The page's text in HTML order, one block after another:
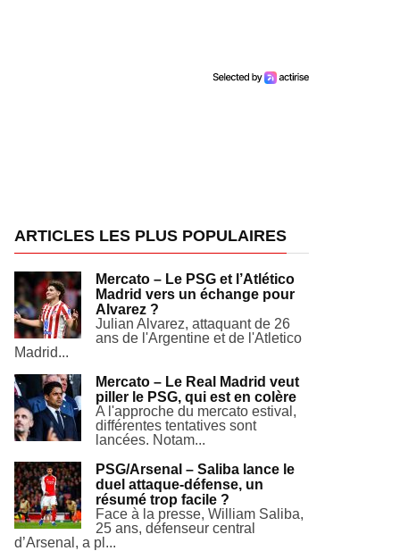
ARTICLES LES PLUS POPULAIRES
Mercato – Le PSG et l’Atlético
Madrid vers un échange pour
Alvarez ?
Julian Alvarez, attaquant de 26
ans de l'Argentine et de l'Atletico
Madrid...
Mercato – Le Real Madrid veut
piller le PSG, qui est en colère
A l'approche du mercato estival,
différentes tentatives sont
lancées. Notam...
PSG/Arsenal – Saliba lance le
duel attaque-défense, un
résumé trop facile ?
Face à la presse, William Saliba,
25 ans, défenseur central
d’Arsenal, a pl...